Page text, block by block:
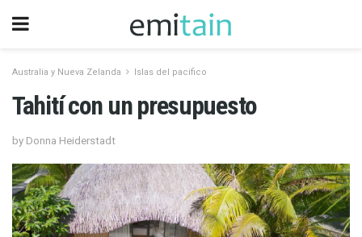
Australia y Nueva Zelanda Islas del pacifico
Tahití con un presupuesto
by Donna Heiderstadt